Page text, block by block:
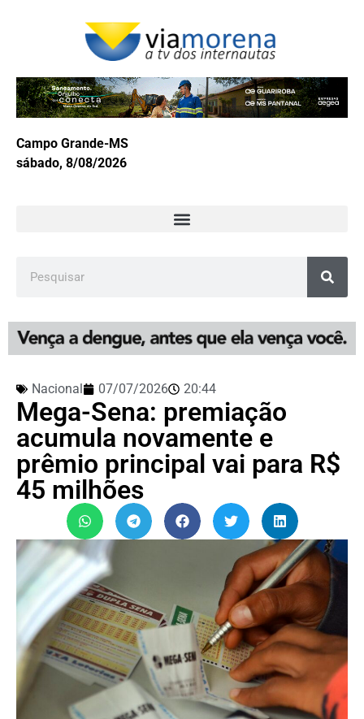
Campo Grande-MS
sábado, 8/08/2026
Nacional 07/07/2026 20:44
Mega-Sena: premiação
acumula novamente e
prêmio principal vai para R$
45 milhões